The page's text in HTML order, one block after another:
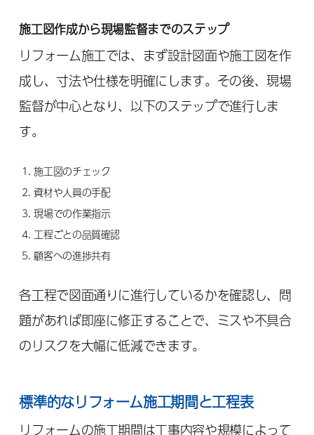
施工図作成から現場監督までのステップ
リフォーム施工では、まず設計図面や施工図を作
成し、寸法や仕様を明確にします。その後、現場
監督が中心となり、以下のステップで進行しま
す。
施工図のチェック
資材や人員の手配
現場での作業指示
工程ごとの品質確認
顧客への進捗共有
各工程で図面通りに進行しているかを確認し、問
題があれば即座に修正することで、ミスや不具合
のリスクを大幅に低減できます。
標準的なリフォーム施工期間と工程表
リフォームの施工期間は工事内容や規模によって